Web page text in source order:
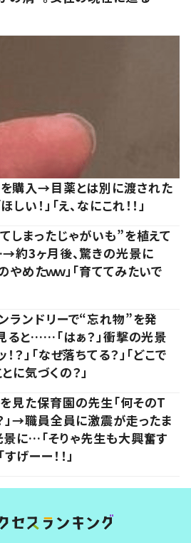
を購入→目薬とは別に渡された
！」「え、なにこれ！！」
しまったじゃがいも”を植えて
約3ヶ月後、驚きの光景に
やめたｗｗ」「育ててみたいで
ランドリーで“忘れ物”を発
ると……「はぁ？」衝撃の光景
！？」「なぜ落ちてる？」「どこで
に気づくの？」
見た保育園の先生「何そのT
」→職員全員に激震が走ったま
に…「そりゃ先生も大興奮す
げーー！！」